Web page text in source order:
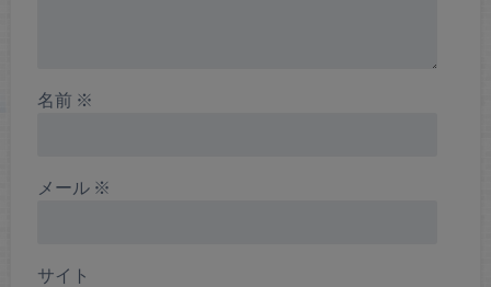
名前 ※
メール ※
サイト